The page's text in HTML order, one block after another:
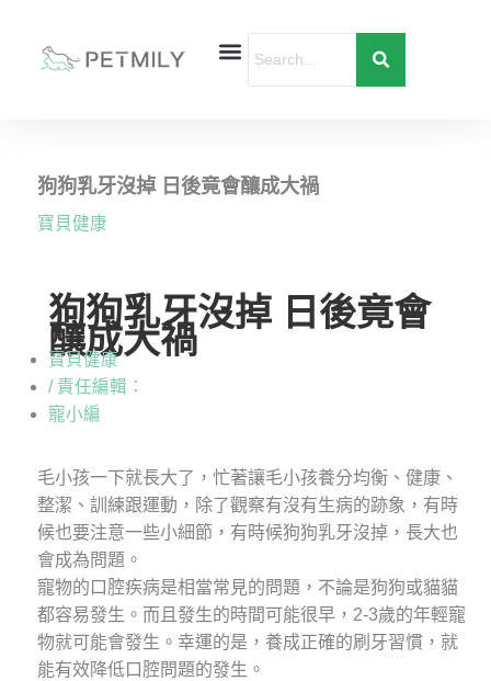
狗狗乳牙沒掉 日後竟會釀成大禍
寶貝健康
狗狗乳牙沒掉 日後竟會
釀成大禍
寶貝健康
/ 責任編輯：
寵小編
毛小孩一下就長大了，忙著讓毛小孩養分均衡、健康、
整潔、訓練跟運動，除了觀察有沒有生病的跡象，有時
候也要注意一些小細節，有時候狗狗乳牙沒掉，長大也
會成為問題。
寵物的口腔疾病是相當常見的問題，不論是狗狗或貓貓
都容易發生。而且發生的時間可能很早，2-3歲的年輕寵
物就可能會發生。幸運的是，養成正確的刷牙習慣，就
能有效降低口腔問題的發生。